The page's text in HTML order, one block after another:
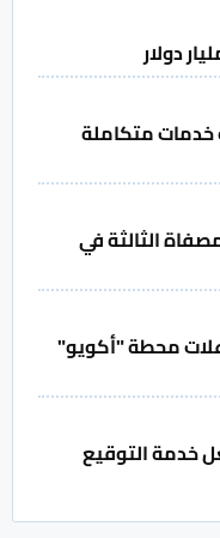
خدمات متكاملة
الثالثة في
محطة "أكويو"
خدمة التوقيع